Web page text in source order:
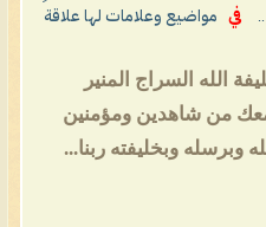
في
مواضيع وعلامات لها علاقة
الله السراج المنير
من شاهدين ومؤمنين
وبرسله وبخليفته ربنا...